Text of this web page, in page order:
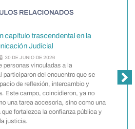
RELACIONADOS
capítulo trascendental en la
Judicial
30 DE JUNIO DE 2026
personas vinculadas a la
participaron del encuentro que se
de reflexión, intercambio y
Este campo, coincidieron, ya no
una tarea accesoria, sino como una
fortalezca la confianza pública y
justicia.